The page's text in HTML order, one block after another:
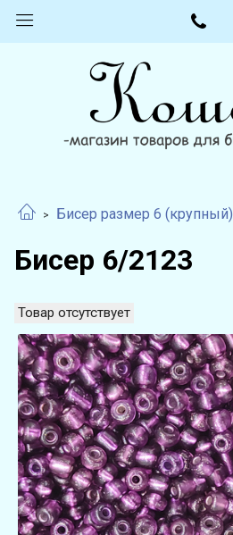
Бисер размер 6 (крупный)
Бисер 6/2123
Товар отсутствует